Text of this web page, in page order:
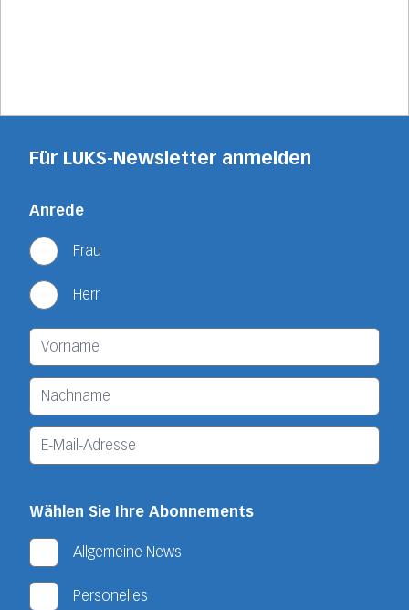
Für LUKS-Newsletter anmelden
Anrede
Frau
Herr
Wählen Sie Ihre Abonnements
Allgemeine News
Personelles